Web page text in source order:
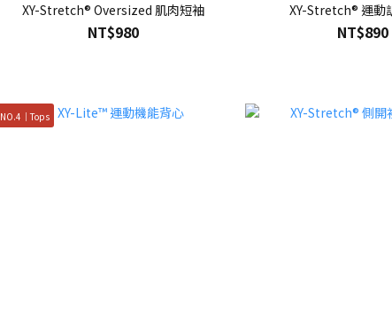
XY-Stretch® Oversized 肌肉短袖
NT$980
XY-Stretch® 運動
NT$890
NO.4｜Tops